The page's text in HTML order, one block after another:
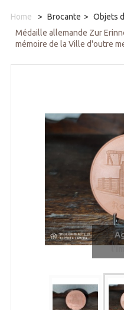
Home > Brocante > Objets
Médaille allemande Zur
mémoire de la Ville d'outre